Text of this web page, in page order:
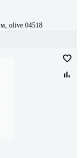
olive 04518